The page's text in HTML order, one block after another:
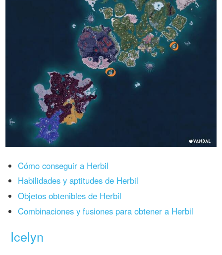
Cómo conseguir a Herbil
Habilidades y aptitudes de Herbil
Objetos obtenibles de Herbil
Combinaciones y fusiones para obtener a Herbil
Icelyn